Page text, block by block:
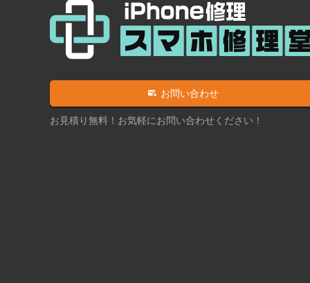
お問い合わせ
お見積り無料！お気軽にお問い合わせください！